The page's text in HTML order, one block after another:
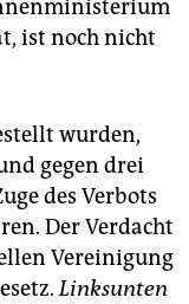
ist noch nicht
wurden,
gegen drei
des Verbots
Der Verdacht
Vereinigung
Linksunten